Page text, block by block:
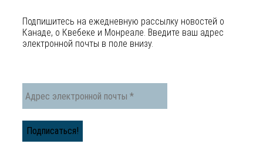
Подпишитесь на ежедневную рассылку новостей о
Канаде, o Квебеке и Монреале. Введите ваш адрес
электронной почты в поле внизу.